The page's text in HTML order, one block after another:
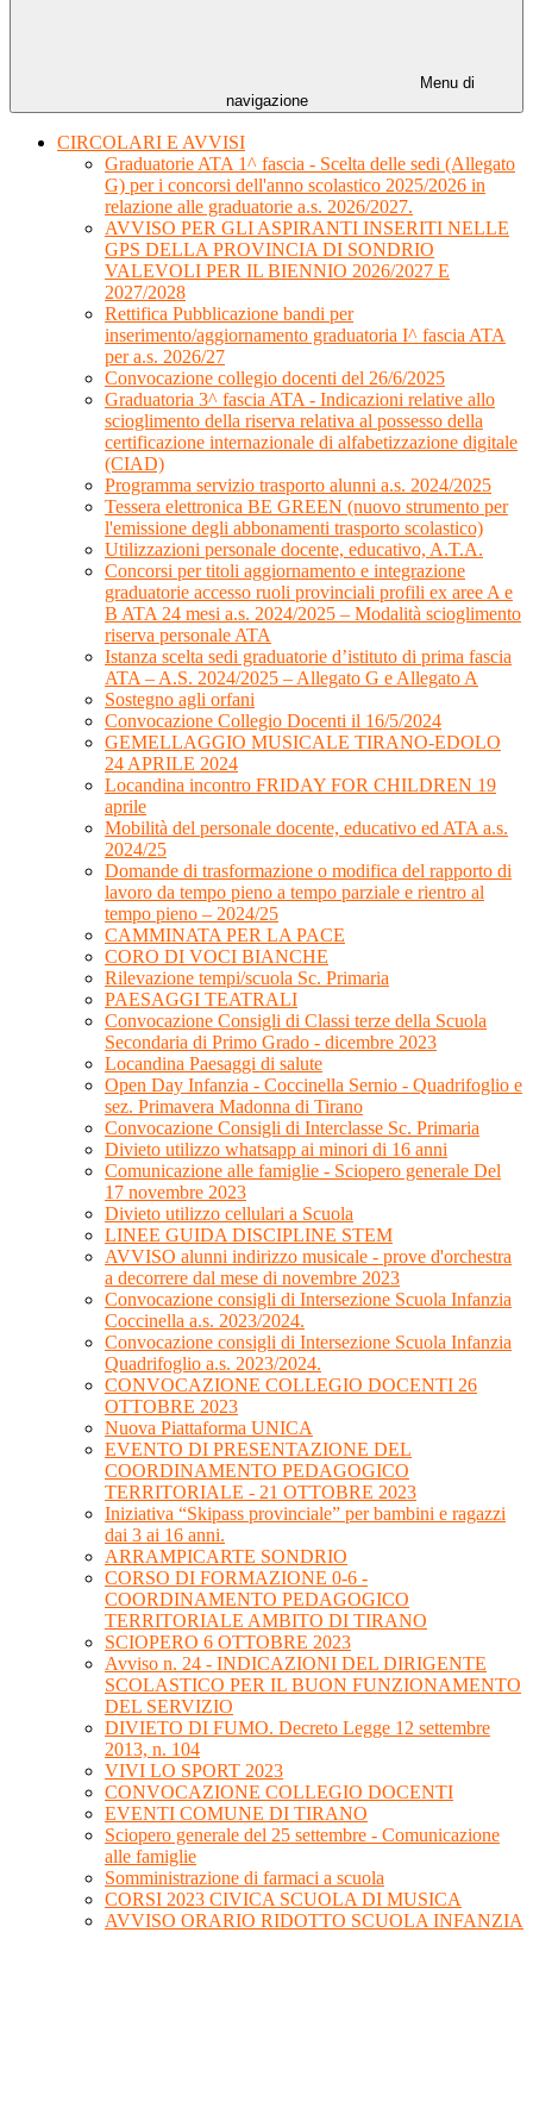
Menu di
navigazione
CIRCOLARI E AVVISI
Graduatorie ATA 1^ fascia - Scelta delle sedi (Allegato
G) per i concorsi dell'anno scolastico 2025/2026 in
relazione alle graduatorie a.s. 2026/2027.
AVVISO PER GLI ASPIRANTI INSERITI NELLE
GPS DELLA PROVINCIA DI SONDRIO
VALEVOLI PER IL BIENNIO 2026/2027 E
2027/2028
Rettifica Pubblicazione bandi per
inserimento/aggiornamento graduatoria I^ fascia ATA
per a.s. 2026/27
Convocazione collegio docenti del 26/6/2025
Graduatoria 3^ fascia ATA - Indicazioni relative allo
scioglimento della riserva relativa al possesso della
certificazione internazionale di alfabetizzazione digitale
(CIAD)
Programma servizio trasporto alunni a.s. 2024/2025
Tessera elettronica BE GREEN (nuovo strumento per
l'emissione degli abbonamenti trasporto scolastico)
Utilizzazioni personale docente, educativo, A.T.A.
Concorsi per titoli aggiornamento e integrazione
graduatorie accesso ruoli provinciali profili ex aree A e
B ATA 24 mesi a.s. 2024/2025 – Modalità scioglimento
riserva personale ATA
Istanza scelta sedi graduatorie d’istituto di prima fascia
ATA – A.S. 2024/2025 – Allegato G e Allegato A
Sostegno agli orfani
Convocazione Collegio Docenti il 16/5/2024
GEMELLAGGIO MUSICALE TIRANO-EDOLO
24 APRILE 2024
Locandina incontro FRIDAY FOR CHILDREN 19
aprile
Mobilità del personale docente, educativo ed ATA a.s.
2024/25
Domande di trasformazione o modifica del rapporto di
lavoro da tempo pieno a tempo parziale e rientro al
tempo pieno – 2024/25
CAMMINATA PER LA PACE
CORO DI VOCI BIANCHE
Rilevazione tempi/scuola Sc. Primaria
PAESAGGI TEATRALI
Convocazione Consigli di Classi terze della Scuola
Secondaria di Primo Grado - dicembre 2023
Locandina Paesaggi di salute
Open Day Infanzia - Coccinella Sernio - Quadrifoglio e
sez. Primavera Madonna di Tirano
Convocazione Consigli di Interclasse Sc. Primaria
Divieto utilizzo whatsapp ai minori di 16 anni
Comunicazione alle famiglie - Sciopero generale Del
17 novembre 2023
Divieto utilizzo cellulari a Scuola
LINEE GUIDA DISCIPLINE STEM
AVVISO alunni indirizzo musicale - prove d'orchestra
a decorrere dal mese di novembre 2023
Convocazione consigli di Intersezione Scuola Infanzia
Coccinella a.s. 2023/2024.
Convocazione consigli di Intersezione Scuola Infanzia
Quadrifoglio a.s. 2023/2024.
CONVOCAZIONE COLLEGIO DOCENTI 26
OTTOBRE 2023
Nuova Piattaforma UNICA
EVENTO DI PRESENTAZIONE DEL
COORDINAMENTO PEDAGOGICO
TERRITORIALE - 21 OTTOBRE 2023
Iniziativa “Skipass provinciale” per bambini e ragazzi
dai 3 ai 16 anni.
ARRAMPICARTE SONDRIO
CORSO DI FORMAZIONE 0-6 -
COORDINAMENTO PEDAGOGICO
TERRITORIALE AMBITO DI TIRANO
SCIOPERO 6 OTTOBRE 2023
Avviso n. 24 - INDICAZIONI DEL DIRIGENTE
SCOLASTICO PER IL BUON FUNZIONAMENTO
DEL SERVIZIO
DIVIETO DI FUMO. Decreto Legge 12 settembre
2013, n. 104
VIVI LO SPORT 2023
CONVOCAZIONE COLLEGIO DOCENTI
EVENTI COMUNE DI TIRANO
Sciopero generale del 25 settembre - Comunicazione
alle famiglie
Somministrazione di farmaci a scuola
CORSI 2023 CIVICA SCUOLA DI MUSICA
AVVISO ORARIO RIDOTTO SCUOLA INFANZIA